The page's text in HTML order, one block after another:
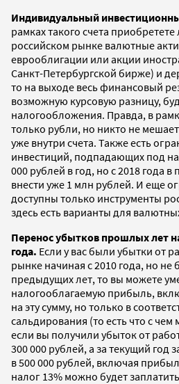
Индивидуальный
рамках такого счета
российском рынке валютные
еврооблигации или акции
Санкт-Петербургской бирже) и
то на выходе весь финансовый
возможную курсовую разницу,
налогообложения. Правда, в
только рубли, но никто не
уже внутри счета. Также есть
инвестиций, подпадающих под
000 рублей в год, но с 2018 года
внести уже 1 млн рублей. И еще
доступны только инструменты
здесь есть варианты для
Перенос убытков прошлых лет
года. Если у вас были убытки от
рынке начиная с 2010 года, но не
предыдущих лет, то вы можете
налогооблагаемую прибыль,
на эту сумму, но только в
сальдирования (то есть что с
если вы получили убыток от
300 000 рублей, а за текущий
в 500 000 рублей, включая
налог 13% можно будет